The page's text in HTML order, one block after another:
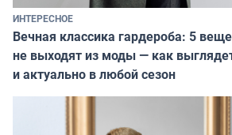
ИНТЕРЕСНОЕ
Вечная классика гардероба: 5
не выходят из моды — как
и актуально в любой сезон